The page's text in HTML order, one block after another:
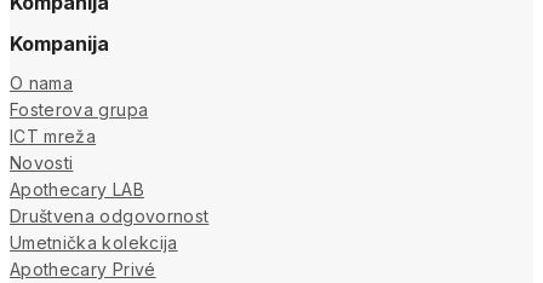
Kompanija
O nama
Fosterova grupa
ICT mreža
Novosti
Apothecary LAB
Društvena odgovornost
Umetnička kolekcija
Apothecary Privé